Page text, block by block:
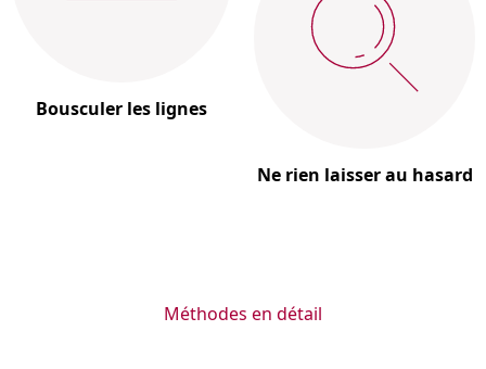
Bousculer les lignes
Ne rien laisser au hasard
Méthodes en détail